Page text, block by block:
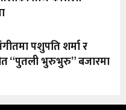
पशुपति शर्मा र
“पुतली भुरुभुरु” बजारमा